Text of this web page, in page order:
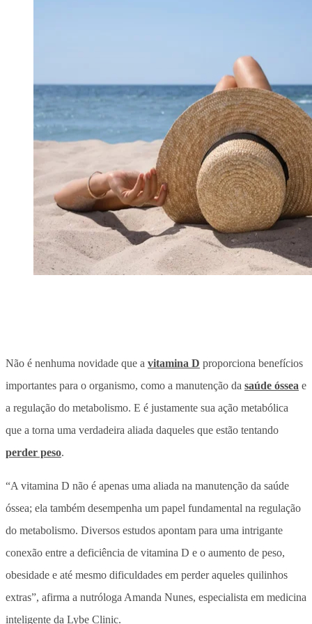
Não é nenhuma novidade que a vitamina D proporciona benefícios
importantes para o organismo, como a manutenção da saúde óssea e
a regulação do metabolismo. E é justamente sua ação metabólica
que a torna uma verdadeira aliada daqueles que estão tentando
perder peso.
“A vitamina D não é apenas uma aliada na manutenção da saúde
óssea; ela também desempenha um papel fundamental na regulação
do metabolismo. Diversos estudos apontam para uma intrigante
conexão entre a deficiência de vitamina D e o aumento de peso,
obesidade e até mesmo dificuldades em perder aqueles quilinhos
extras”, afirma a nutróloga Amanda Nunes, especialista em medicina
inteligente da Lybe Clinic.